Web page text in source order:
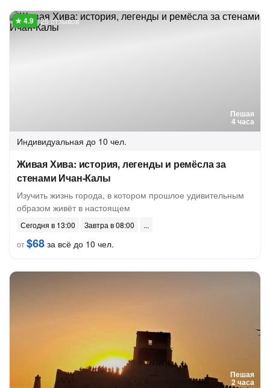
Пешая
4 часа
25 отзывов
Индивидуальная до 10 чел.
Живая Хива: история, легенды и ремёсла за
стенами Ичан-Калы
Изучить жизнь города, в котором прошлое удивительным
образом живёт в настоящем
Сегодня в 13:00
Завтра в 08:00
от$68 за всё до 10 чел.
Пешая
2 часа